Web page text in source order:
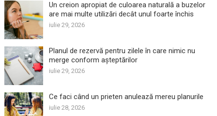
Un creion apropiat de culoarea naturală a buzelor
are mai multe utilizări decât unul foarte închis
iulie 29, 2026
Planul de rezervă pentru zilele în care nimic nu
merge conform așteptărilor
iulie 29, 2026
Ce faci când un prieten anulează mereu planurile
iulie 28, 2026